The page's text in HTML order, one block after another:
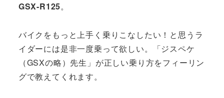
GSX-R125。
バイクをもっと上手く乗りこなしたい！と思うラ
イダーには是非一度乗って欲しい。「ジスペケ
（GSXの略）先生」が正しい乗り方をフィーリン
グで教えてくれます。